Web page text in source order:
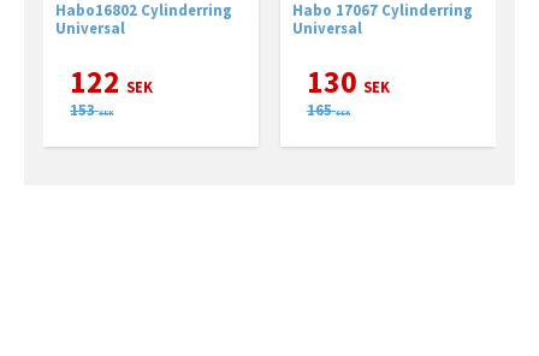
Habo16802 Cylinderring
Universal
122 SEK
153 SEK
Habo 17067 Cylinderring
Universal
130 SEK
165 SEK